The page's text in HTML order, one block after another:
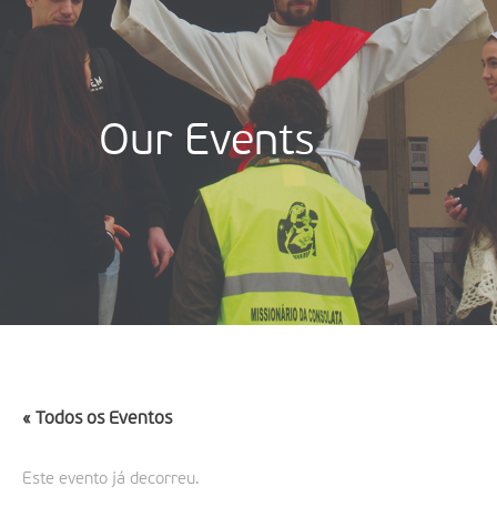
Our Events
« Todos os Eventos
Este evento já decorreu.